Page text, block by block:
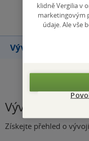
Vývoj ceny
Vývoj ceny
Získejte přehled o
klidně Vergilia v
marketingovým
údaje. Ale vše